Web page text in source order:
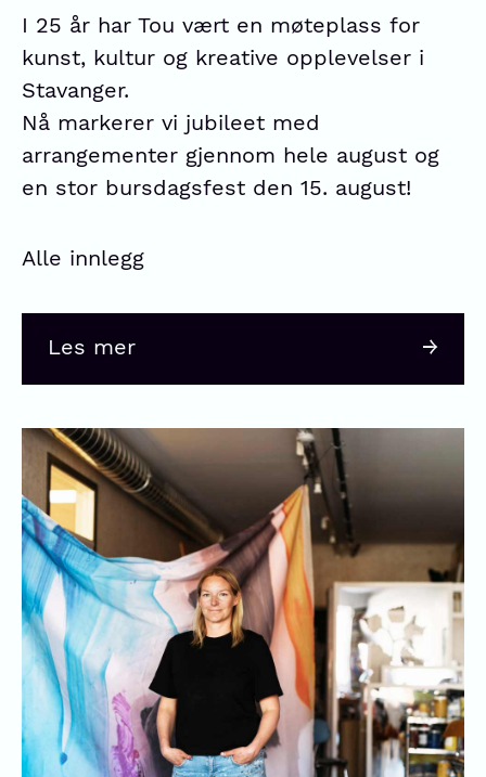
I 25 år har Tou vært en møteplass for
kunst, kultur og kreative opplevelser i
Stavanger.
Nå markerer vi jubileet med
arrangementer gjennom hele august og
en stor bursdagsfest den 15. august!
Alle innlegg
Les mer